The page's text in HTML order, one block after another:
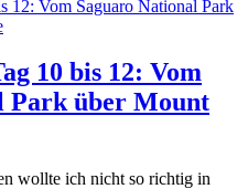
10 bis 12: Vom
Park über Mount
wollte ich nicht so richtig in